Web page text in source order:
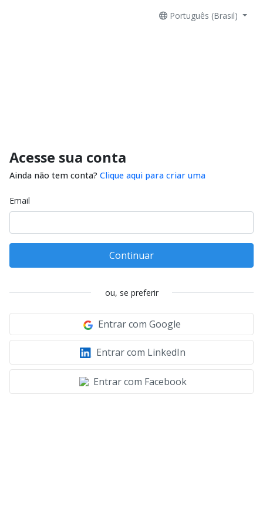
Português (Brasil)
Acesse sua conta
Ainda não tem conta? Clique aqui para criar uma
Email
Continuar
ou, se preferir
Entrar com Google
Entrar com LinkedIn
Entrar com Facebook